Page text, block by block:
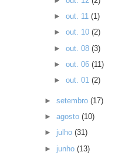
► out. 11 (1)
► out. 10 (2)
► out. 08 (3)
► out. 06 (11)
► out. 01 (2)
►setembro(17)
►agosto(10)
► julho(31)
► junho(13)